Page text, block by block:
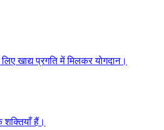
खाद्य प्रगति में मिलकर योगदान।
शक्तियाँ हैं।